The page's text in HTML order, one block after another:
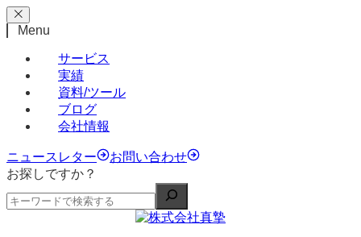
Menu
サービス
実績
資料/ツール
ブログ
会社情報
ニュースレター
お問い合わせ
お探しですか？